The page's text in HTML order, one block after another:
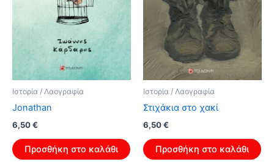
Ιστορία / Λαογραφία
Jonathan
Original
was:
10,40 €.
6,50€
τιμή
είναι:
Προσθήκη στο καλάθι
Ιστορία / Λαογραφία
Στιχάκια στο χακί
Original
was:
10,40 €.
6,50€
τιμή
είναι:
Προσθήκη στο καλάθι